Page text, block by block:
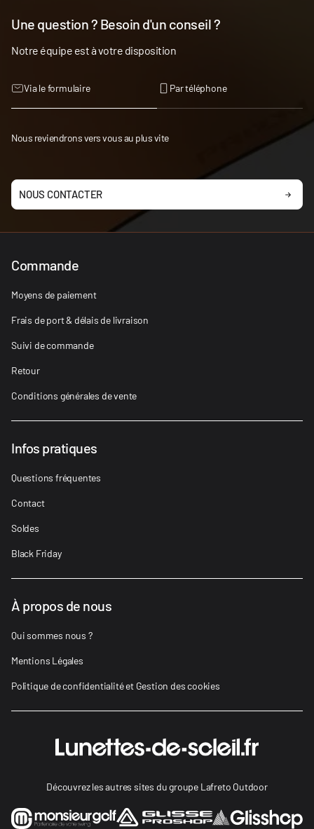
Une question ? Besoin d'un conseil ?
Notre équipe est à votre disposition
Via le formulaire Par téléphone
Nous reviendrons vers vous au plus vite
NOUS CONTACTER
Commande
Moyens de paiement
Frais de port & délais de livraison
Suivi de commande
Retour
Conditions générales de vente
Infos pratiques
Questions fréquentes
Contact
Soldes
Black Friday
À propos de nous
Qui sommes nous ?
Mentions Légales
Politique de confidentialité et Gestion des cookies
Découvrez les autres sites du groupe Lafreto Outdoor